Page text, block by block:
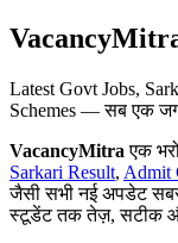
Latest Govt Jobs,
Schemes — सब एक
VacancyMitra एक
Sarkari Result, Admit
जैसी सभी नई अपडेट
स्टूडेंट तक तेज़, सटीक और